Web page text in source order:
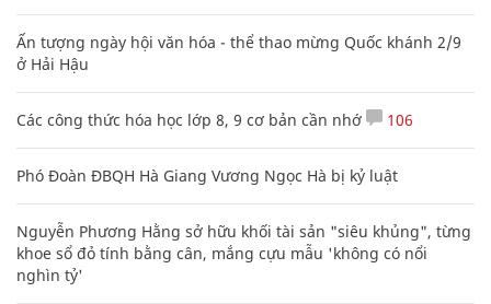
Ấn tượng ngày hội văn hóa - thể thao mừng Quốc khánh 2/9
ở Hải Hậu
Các công thức hóa học lớp 8, 9 cơ bản cần nhớ 106
Phó Đoàn ĐBQH Hà Giang Vương Ngọc Hà bị kỷ luật
Nguyễn Phương Hằng sở hữu khối tài sản "siêu khủng", từng
khoe sổ đỏ tính bằng cân, mắng cựu mẫu 'không có nổi
nghìn tỷ'